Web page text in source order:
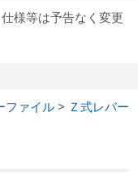
様等は予告なく変更
ファイル > Ｚ式レバー